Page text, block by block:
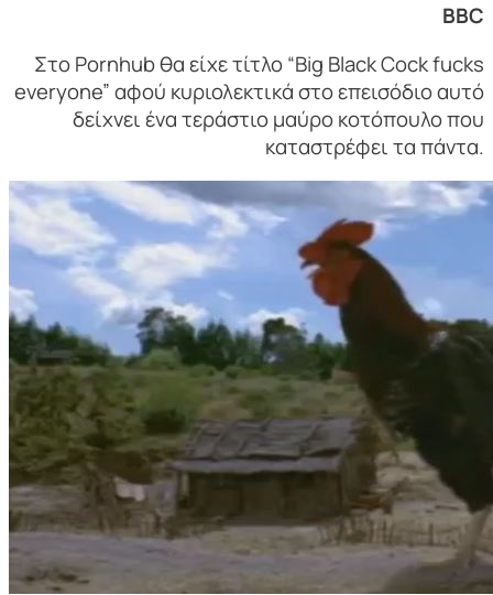
BBC
Στο Pornhub θα είχε τίτλο “Big Black Cock fucks
everyone” αφού κυριολεκτικά στο επεισόδιο αυτό
δείχνει ένα τεράστιο μαύρο κοτόπουλο που
καταστρέφει τα πάντα.